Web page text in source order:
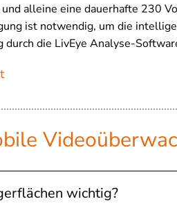
alleine eine dauerhafte 230
ist notwendig, um die
durch die LivEye Analyse-
wichtig?